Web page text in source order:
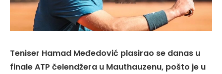
Teniser Hamad Međedović plasirao se danas u
finale ATP čelendžera u Mauthauzenu, pošto je u